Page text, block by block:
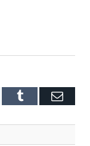
Tumblr E-